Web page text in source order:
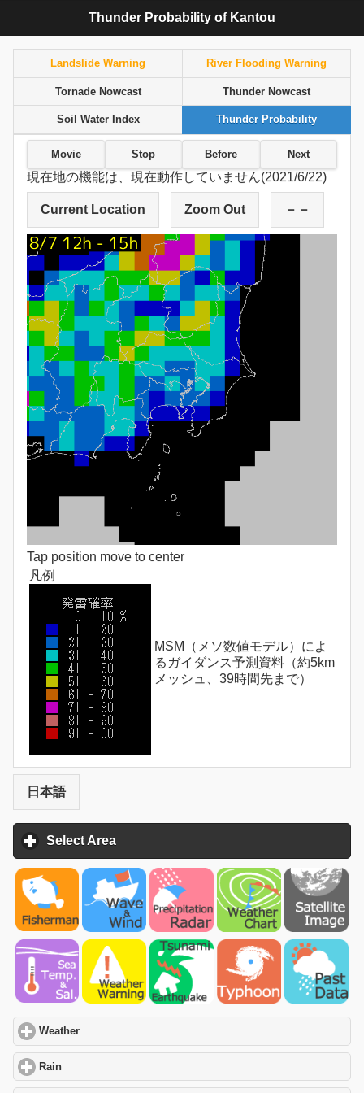
Thunder Probability of Kantou
Landslide Warning River Flooding Warning
Tornade Nowcast Thunder Nowcast
Soil Water Index Thunder Probability
Movie Stop Before Next
現在地の機能は、現在動作していません(2021/6/22)
Current Location Zoom Out －－
Tap position move to center
凡例
MSM（メソ数値モデル）によ
るガイダンス予測資料（約5km
メッシュ、39時間先まで）
日本語
Select Area
Weather
Rain